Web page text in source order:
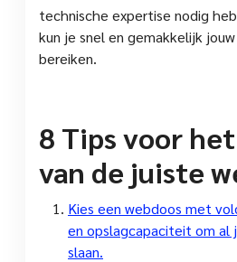
technische expertise nodig
kun je snel en gemakkelijk
bereiken.
8 Tips voor
van de juiste
Kies een webdoos met
en opslagcapaciteit om al
slaan.